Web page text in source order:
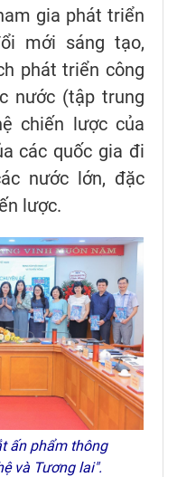
gia phát triển
mới sáng tạo,
phát triển công
nước (tập trung
chiến lược của
các quốc gia đi
nước lớn, đặc
lược.
ấn phẩm thông
và Tương lai".